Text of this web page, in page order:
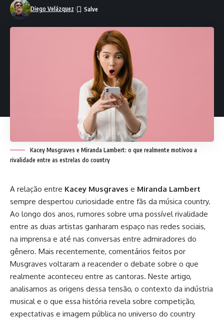
Diego Velázquez
Kacey Musgraves e Miranda Lambert: o que realmente motivou a
rivalidade entre as estrelas do country
A relação entre Kacey Musgraves e Miranda Lambert
sempre despertou curiosidade entre fãs da música country.
Ao longo dos anos, rumores sobre uma possível rivalidade
entre as duas artistas ganharam espaço nas redes sociais,
na imprensa e até nas conversas entre admiradores do
gênero. Mais recentemente, comentários feitos por
Musgraves voltaram a reacender o debate sobre o que
realmente aconteceu entre as cantoras. Neste artigo,
analisamos as origens dessa tensão, o contexto da indústria
musical e o que essa história revela sobre competição,
expectativas e imagem pública no universo do country